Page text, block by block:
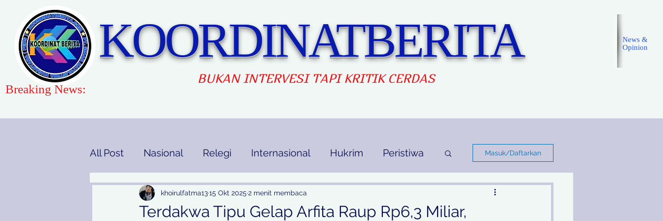
KOORDINATBERITA
BUKAN INTERVESI TAPI KRITIK CERDAS
News &
Opinion
Breaking News:
All Post Nasional Relegi Internasional Hukrim Peristiwa
Gaya Hidup Pendidikan Ekbis Opini
Masuk/Daftarkan
Terdakwa Tipu Gelap Arfita Raup Rp6,3 Miliar,
khoirulfatma1315 Okt 2025 2 menit membaca